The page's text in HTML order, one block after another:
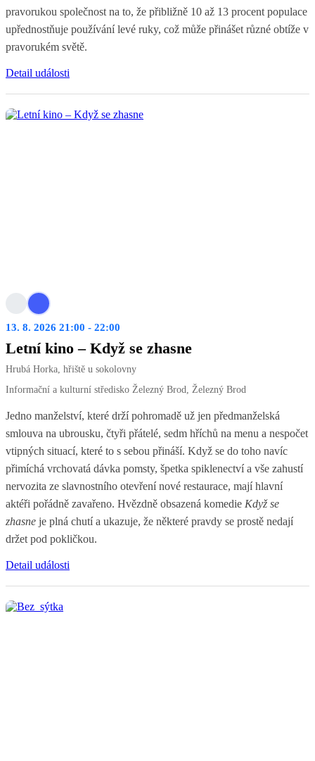
pravorukou společnost na to, že přibližně 10 až 13 procent populace
upřednostňuje používání levé ruky, což může přinášet různé obtíže v
pravorukém světě.
Detail události
13. 8. 2026 21:00 - 22:00
Letní kino – Když se zhasne
Hrubá Horka, hřiště u sokolovny
Informační a kulturní středisko Železný Brod, Železný Brod
Jedno manželství, které drží pohromadě už jen předmanželská
smlouva na ubrousku, čtyři přátelé, sedm hříchů na menu a nespočet
vtipných situací, které to s sebou přináší. Když se do toho navíc
přimíchá vrchovatá dávka pomsty, špetka spiklenectví a vše zahustí
nervozita ze slavnostního otevření nové restaurace, mají hlavní
aktéři pořádně zavařeno. Hvězdně obsazená komedie Když se
zhasne je plná chutí a ukazuje, že některé pravdy se prostě nedají
držet pod pokličkou.
Detail události